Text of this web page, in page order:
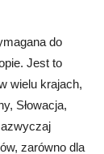
do
Jest to
wielu krajach,
Słowacja,
zarówno dla